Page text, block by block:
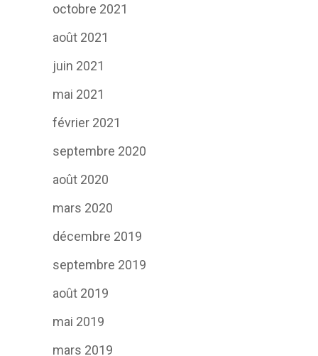
octobre 2021
août 2021
juin 2021
mai 2021
février 2021
septembre 2020
août 2020
mars 2020
décembre 2019
septembre 2019
août 2019
mai 2019
mars 2019